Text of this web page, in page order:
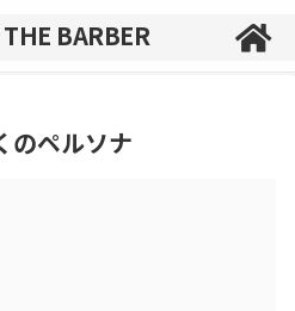
のペルソナ
BARBER